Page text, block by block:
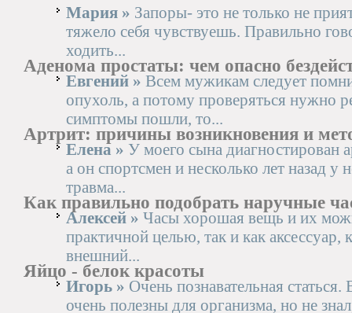
Мария » Запоры- это не только не
тяжело себя чувствуешь. Правильно
ходить...
Аденома простаты: чем опасно
Евгений » Всем мужикам следует
опухоль, а потому проверяться нужно
симптомы пошли, то...
Артрит: причины возникновения и
Елена » У моего сына диагностирован
а он спортсмен и несколько лет назад у
травма...
Как правильно подобрать наручные
Алексей » Часы хорошая вещь и их
практичной целью, так и как
внешний...
Яйцо - белок красоты
Игорь » Очень познавательная статься.
очень полезны для организма, но не